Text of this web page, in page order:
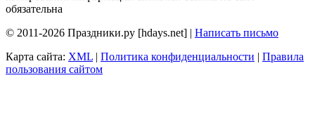
обязательна
© 2011-2026 Праздники.ру [hdays.net] | Написать письмо
Карта сайта: XML | Политика конфиденциальности | Правила
пользования сайтом